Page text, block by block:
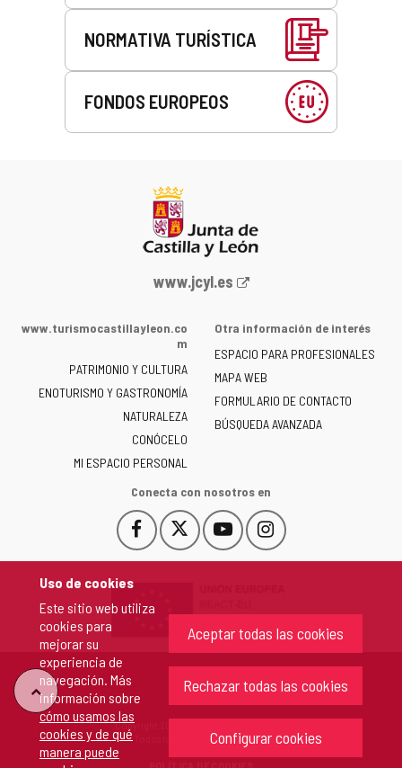
Uso de cookies
Este sitio web utiliza
cookies para
mejorar su
experiencia de
navegación. Más
información sobre
cómo usamos las
cookies y de qué
manera puede
Aceptar todas las cookies
Rechazar todas las cookies
Configurar cookies
NORMATIVA TURÍSTICA
FONDOS EUROPEOS
Portal
la
de
Castilla
y
León
-
www.jcyl.es
www.turismocastillayleon.co
m
PATRIMONIO Y CULTURA
ENOTURISMO Y GASTRONOMÍA
NATURALEZA
CONÓCELO
MI ESPACIO PERSONAL
Otra información de interés
ESPACIO PARA PROFESIONALES
MAPA WEB
FORMULARIO DE CONTACTO
BÚSQUEDA AVANZADA
Conecta con nosotros en
Facebook
Este
enlace
en
nueva.
Este
enlace
una
ventana
nueva.
YouTube
Este
enlace
una
ventana
nueva.
Instagram
Este
enlace
una
ventana
nueva.
"Volver
arriba"
Copyright 2026 - Junta de Castilla y León
Todos los derechos reservados.